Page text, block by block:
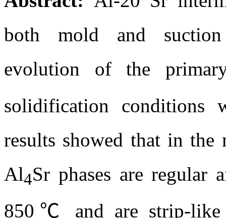
关键词: Al-Sr中间合金,
Abstract:Al-20 Sr
both mold and suction